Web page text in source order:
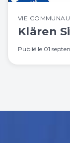
VIE
Klären
Publié le 01